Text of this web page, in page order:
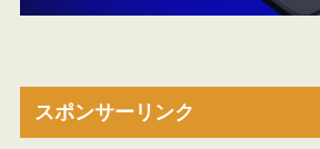
スポンサーリンク